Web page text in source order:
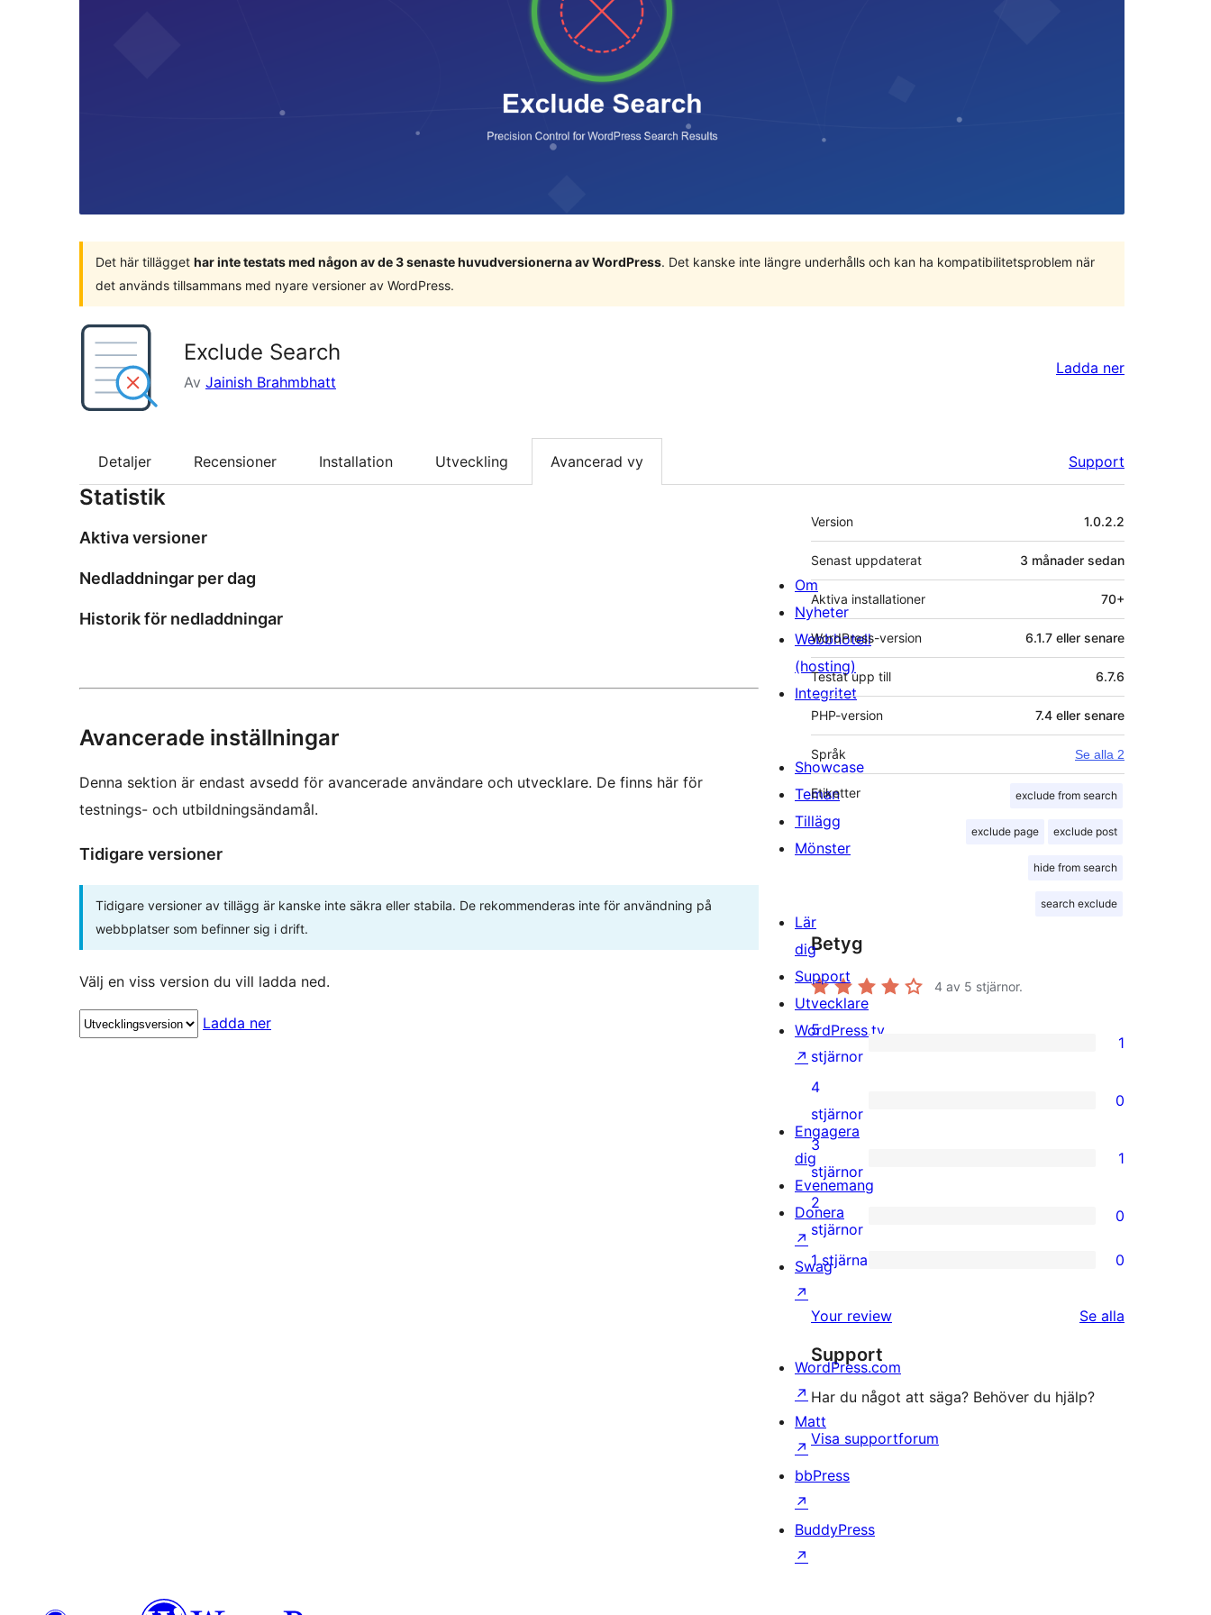
Det här tillägget har inte testats med någon av de 3 senaste huvudversionerna av WordPress. Det kanske inte längre underhålls och kan ha kompatibilitetsproblem när
det används tillsammans med nyare versioner av WordPress.
Exclude Search
Av Jainish Brahmbhatt
Ladda ner
Detaljer Recensioner Installation Utveckling Avancerad vy Support
Statistik
Aktiva versioner
Nedladdningar per dag
Historik för nedladdningar
Avancerade inställningar
Denna sektion är endast avsedd för avancerade användare och utvecklare. De finns här för
testnings- och utbildningsändamål.
Tidigare versioner
Tidigare versioner av tillägg är kanske inte säkra eller stabila. De rekommenderas inte för användning på
webbplatser som befinner sig i drift.
Välj en viss version du vill ladda ned.
Ladda ner
Meta
Version 1.0.2.2
Senast uppdaterat 3 månader sedan
Aktiva installationer 70+
WordPress-version 6.1.7 eller senare
Testat upp till 6.7.6
PHP-version 7.4 eller senare
Språk Se alla 2
Etiketter exclude from search
exclude page exclude post
hide from search
search exclude
Betyg
4 av 5 stjärnor.
1
5-
stjärnig
recension
5
stjärnor
1
0
4-
stjärniga
recensioner
4
stjärnor
0
1
3-
stjärnig
recension
3
stjärnor
1
0
2-
recensioner
2
stjärnor
0
0
stjärniga
recensioner
1 stjärna 0
Your review Se alla
Support
Har du något att säga? Behöver du hjälp?
Visa supportforum
Om
Nyheter
Webbhotell
(hosting)
Integritet
Showcase
Teman
Tillägg
Mönster
Lär
dig
Support
Utvecklare
WordPress.tv
↗
Engagera
dig
Evenemang
Donera
↗
Swag
↗
WordPress.com
↗
Matt
↗
bbPress
↗
BuddyPress
↗